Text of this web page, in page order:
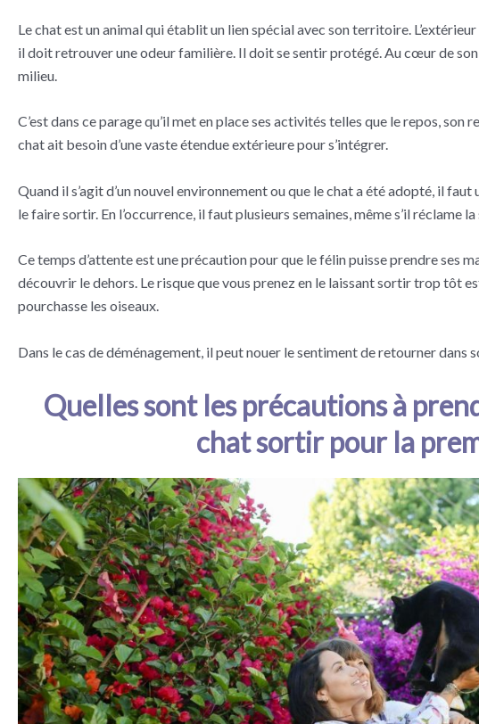
Le chat est un animal qui établit un lien spécial avec son territoire.
il doit retrouver une odeur familière. Il doit se sentir protégé. Au cœur de
milieu.
C’est dans ce parage qu’il met en place ses activités telles que le repos, son
chat ait besoin d’une vaste étendue extérieure pour s’intégrer.
Quand il s’agit d’un nouvel environnement ou que le chat a été adopté, il
le faire sortir. En l’occurrence, il faut plusieurs semaines, même s’il réclame
Ce temps d’attente est une précaution pour que le félin puisse prendre ses
découvrir le dehors. Le risque que vous prenez en le laissant sortir trop tôt
pourchasse les oiseaux.
Dans le cas de déménagement, il peut nouer le sentiment de retourner dans
Quelles sont les précautions à
chat sortir pour la